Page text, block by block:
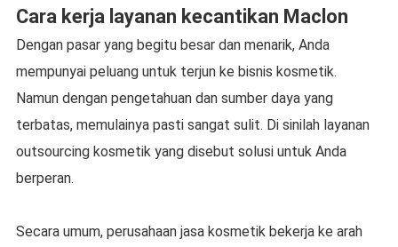
Cara kerja layanan kecantikan Maclon
Dengan pasar yang begitu besar dan menarik, Anda
mempunyai peluang untuk terjun ke bisnis kosmetik.
Namun dengan pengetahuan dan sumber daya yang
terbatas, memulainya pasti sangat sulit. Di sinilah layanan
outsourcing kosmetik yang disebut solusi untuk Anda
berperan.
Secara umum, perusahaan jasa kosmetik bekerja ke arah